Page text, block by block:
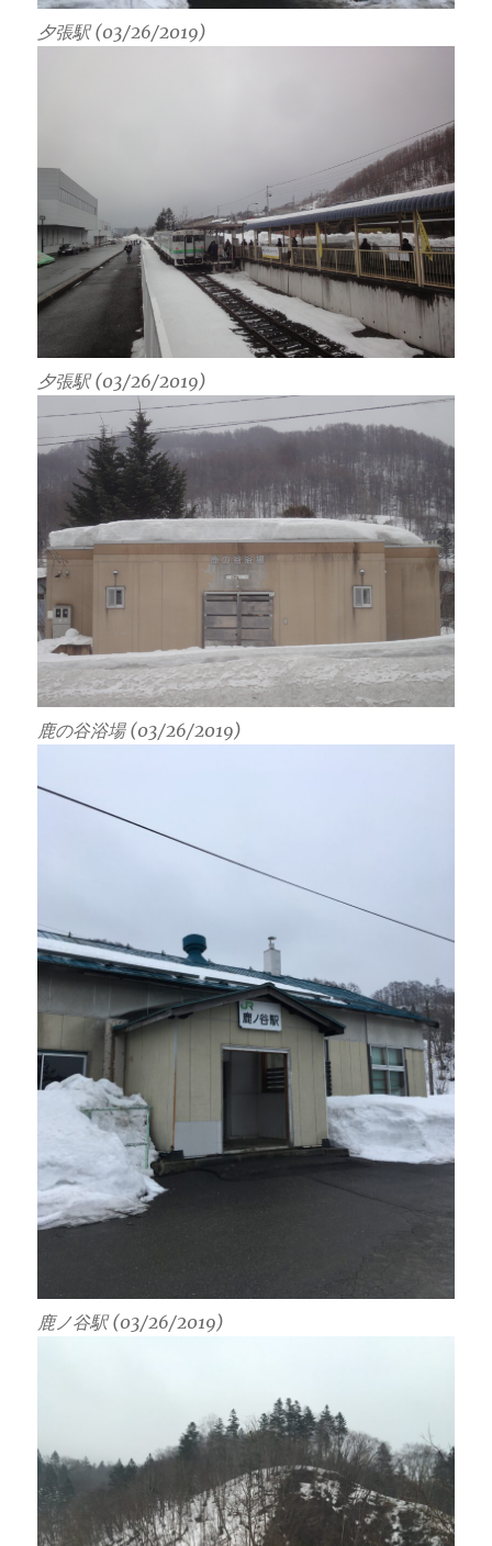
夕張駅 (03/26/2019)
夕張駅 (03/26/2019)
鹿の谷浴場 (03/26/2019)
鹿ノ谷駅 (03/26/2019)